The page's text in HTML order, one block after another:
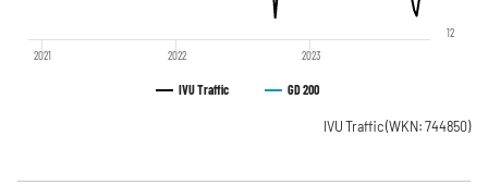
IVU Traffic GD 200
2021 2022 2023
12
IVU Traffic(WKN: 744850)